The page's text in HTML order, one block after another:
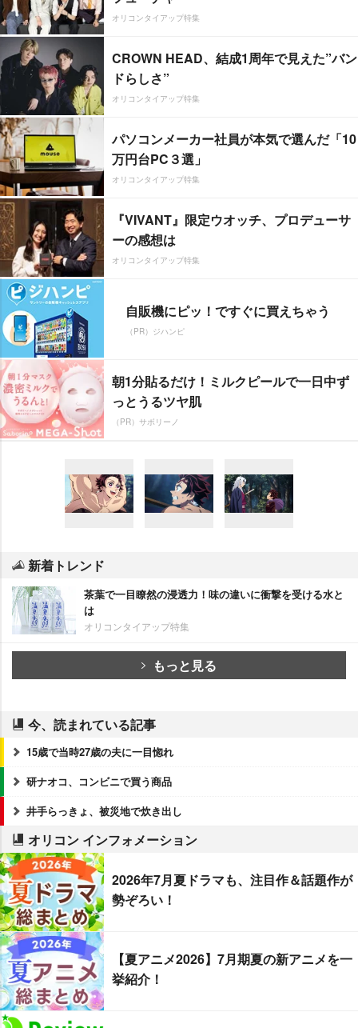
オリコンタイアップ特集
CROWN HEAD、結成1周年で見えた”バン
ドらしさ”
オリコンタイアップ特集
パソコンメーカー社員が本気で選んだ「10
万円台PC３選」
オリコンタイアップ特集
『VIVANT』限定ウオッチ、プロデューサ
ーの感想は
オリコンタイアップ特集
自販機にピッ！ですぐに買えちゃう
（PR）ジハンピ
朝1分貼るだけ！ミルクピールで一日中ず
っとうるツヤ肌
（PR）サボリーノ
新着トレンド
茶葉で一目瞭然の浸透力！味の違いに衝撃を受ける水と
は
オリコンタイアップ特集
もっと見る
今、読まれている記事
15歳で当時27歳の夫に一目惚れ
研ナオコ、コンビニで買う商品
井手らっきょ、被災地で炊き出し
オリコン インフォメーション
2026年7月夏ドラマも、注目作＆話題作が
勢ぞろい！
【夏アニメ2026】7月期夏の新アニメを一
挙紹介！